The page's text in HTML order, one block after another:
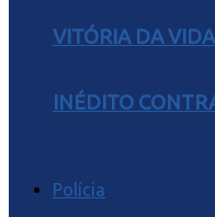
VITÓRIA DA
INÉDITO
Polícia